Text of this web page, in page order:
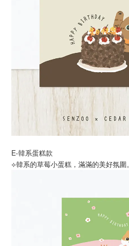
E-韓系蛋糕款
⟣韓系的草莓小蛋糕，滿滿的美好氛圍。